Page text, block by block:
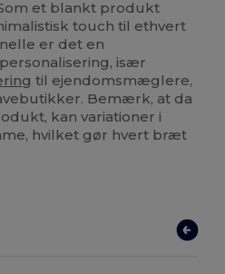
et blankt produkt
touch til ethvert
er det en
især
til ejendomsmæglere,
Bemærk, at da
kan variationer i
hvilket gør hvert bræt